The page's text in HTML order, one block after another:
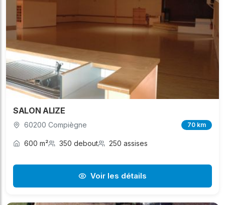
SALON ALIZE
60200 Compiègne 70 km
600 m² 350 debout 250 assises
Voir les détails